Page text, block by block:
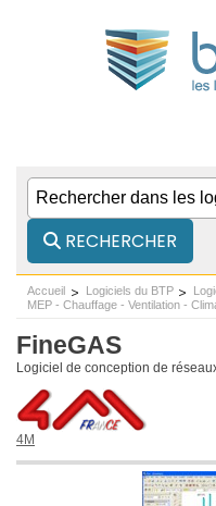
RECHERCHER
Accueil Logiciels du BTP
MEP - Chauffage - Ventilation -
FineGAS
Logiciel de conception de
4M